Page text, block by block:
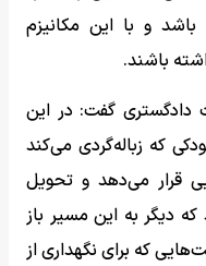
و با این مکانیزم
باشند.
دادگستری گفت: در این
که زباله‌گردی می‌کند
قرار می‌دهد و تحویل
دیگر به این مسیر باز
که برای نگهداری از